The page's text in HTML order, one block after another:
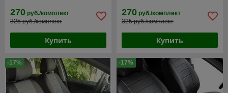
270 руб./комплект
325 руб./комплект
Купить
270 руб./комплект
325 руб./комплект
Купить
-17% -17%